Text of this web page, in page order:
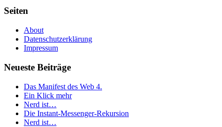
Seiten
About
Datenschutzerklärung
Impressum
Neueste Beiträge
Das Manifest des Web 4.
Ein Klick mehr
Nerd ist…
Die Instant-Messenger-Rekursion
Nerd ist…